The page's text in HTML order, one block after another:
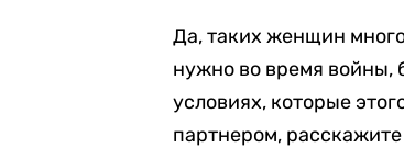
Да, таких женщин
нужно во время войны,
условиях, которые
партнером,